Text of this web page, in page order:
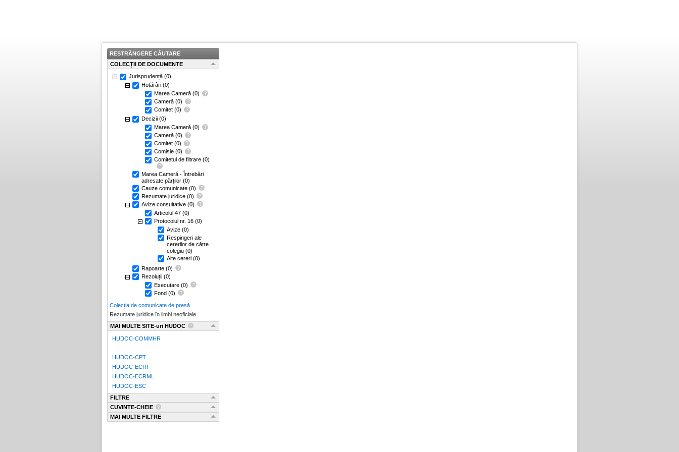
RESTRÂNGERE CĂUTARE
COLECȚII DE DOCUMENTE
Jurisprudență (0)
Hotărâri (0)
Marea Cameră (0)
Cameră (0)
Comitet (0)
Decizii (0)
Marea Cameră (0)
Cameră (0)
Comitet (0)
Comisie (0)
Comitetul de filtrare (0)
Marea Cameră - Întrebări
adresate părților (0)
Cauze comunicate (0)
Rezumate juridice (0)
Avize consultative (0)
Articolul 47 (0)
Protocolul nr. 16 (0)
Avize (0)
Respingeri ale
cererilor de către
colegiu (0)
Alte cereri (0)
Rapoarte (0)
Rezoluții (0)
Executare (0)
Fond (0)
Colecția de comunicate de presă
Rezumate juridice în limbi neoficiale
MAI MULTE SITE-uri HUDOC
HUDOC-COMMHR
HUDOC-CPT
HUDOC-ECRI
HUDOC-ECRML
HUDOC-ESC
FILTRE
CUVINTE-CHEIE
MAI MULTE FILTRE